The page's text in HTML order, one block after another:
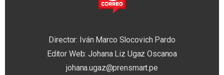
Director: Iván Marco Slocovich Pardo
Editor Web: Johana Liz Ugaz Oscanoa
johana.ugaz@prensmart.pe